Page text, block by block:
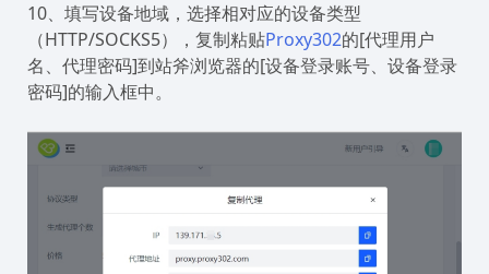
10、填写设备地域，选择相对应的设备类型
（HTTP/SOCKS5），复制粘贴Proxy302的[代理用户
名、代理密码]到站斧浏览器的[设备登录账号、设备登录
密码]的输入框中。